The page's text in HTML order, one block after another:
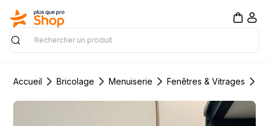
Rechercher
Accueil Bricolage Menuiserie Fenêtres & Vitrages